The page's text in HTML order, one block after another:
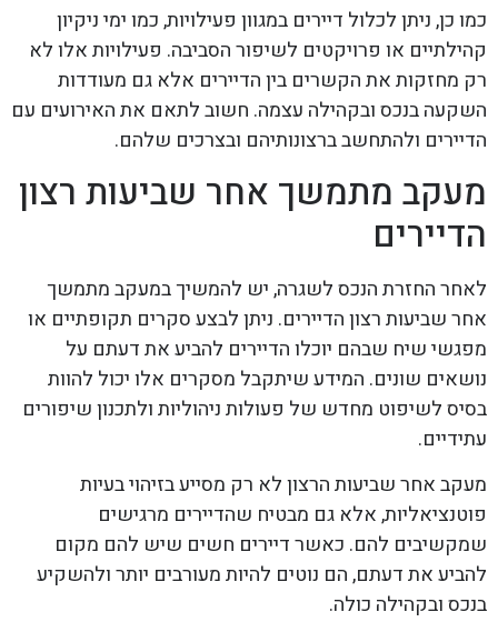
כמו כן, ניתן לכלול דיירים במגוון פעילויות, כמו ימי ניקיון
קהילתיים או פרויקטים לשיפור הסביבה. פעילויות אלו לא
רק מחזקות את הקשרים בין הדיירים אלא גם מעודדות
השקעה בנכס ובקהילה עצמה. חשוב לתאם את האירועים עם
הדיירים ולהתחשב ברצונותיהם ובצרכים שלהם.
מעקב מתמשך אחר שביעות רצון
הדיירים
לאחר החזרת הנכס לשגרה, יש להמשיך במעקב מתמשך
אחר שביעות רצון הדיירים. ניתן לבצע סקרים תקופתיים או
מפגשי שיח שבהם יוכלו הדיירים להביע את דעתם על
נושאים שונים. המידע שיתקבל מסקרים אלו יכול להוות
בסיס לשיפוט מחדש של פעולות ניהוליות ולתכנון שיפורים
עתידיים.
מעקב אחר שביעות הרצון לא רק מסייע בזיהוי בעיות
פוטנציאליות, אלא גם מבטיח שהדיירים מרגישים
שמקשיבים להם. כאשר דיירים חשים שיש להם מקום
להביע את דעתם, הם נוטים להיות מעורבים יותר ולהשקיע
בנכס ובקהילה כולה.